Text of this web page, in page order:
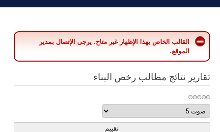
القالب الخاص بهذا الإظهار غير متاح. يرجى الإتصال بمدير
الموقع.
تقارير نتائج مطالب رخص البناء